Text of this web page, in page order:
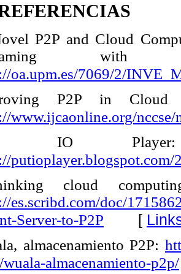
P2P and Cloud
with
oa.upm.es/7069/2/
P2P in Cloud
www.ijcaonline.org/nccse/
IO Player:
cloud
es.scribd.com/doc/
Server-to-P2P [
almacenamiento P2P:
almacenamiento-p2p/